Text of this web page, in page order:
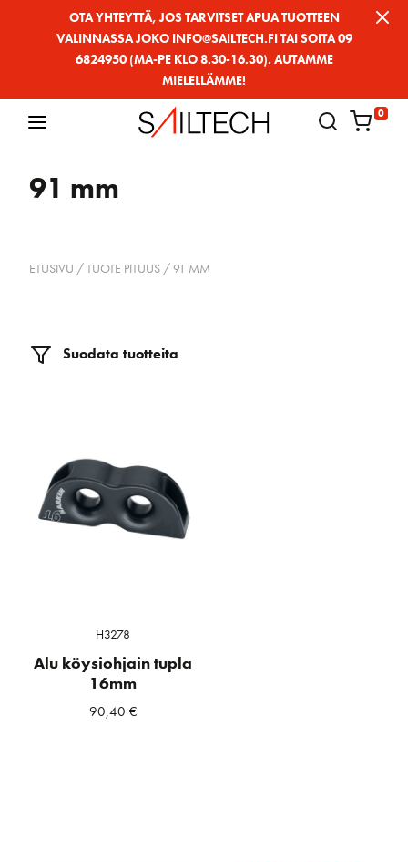
OTA YHTEYTTÄ, JOS TARVITSET APUA TUOTTEEN
VALINNASSA JOKO INFO@SAILTECH.FI TAI SOITA 09
6824950 (MA-PE KLO 8.30-16.30). AUTAMME
MIELELLÄMME!
0
91 mm
ETUSIVU / TUOTE PITUUS / 91 MM
Suodata tuotteita
H3278
Alu köysiohjain tupla
16mm
90,40 €